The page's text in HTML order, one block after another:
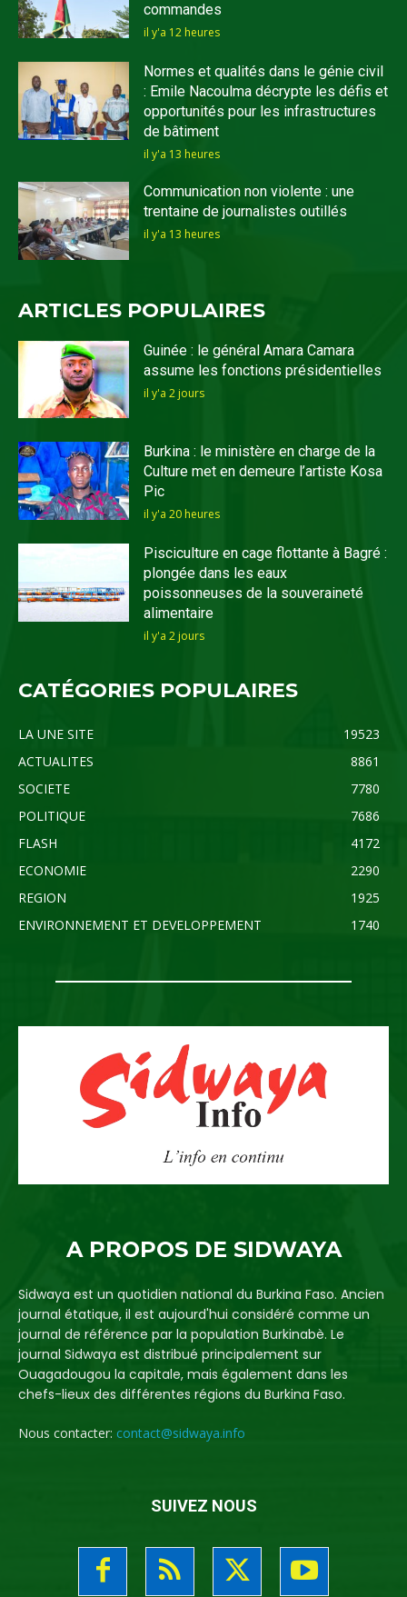
commandes
il y'a 12 heures
Normes et qualités dans le génie civil
: Emile Nacoulma décrypte les défis et
opportunités pour les infrastructures
de bâtiment
il y'a 13 heures
Communication non violente : une
trentaine de journalistes outillés
il y'a 13 heures
ARTICLES POPULAIRES
Guinée : le général Amara Camara
assume les fonctions présidentielles
il y'a 2 jours
Burkina : le ministère en charge de la
Culture met en demeure l’artiste Kosa
Pic
il y'a 20 heures
Pisciculture en cage flottante à Bagré :
plongée dans les eaux
poissonneuses de la souveraineté
alimentaire
il y'a 2 jours
CATÉGORIES POPULAIRES
LA UNE SITE
19523
ACTUALITES
8861
SOCIETE
7780
POLITIQUE
7686
FLASH
4172
ECONOMIE
2290
REGION
1925
ENVIRONNEMENT ET DEVELOPPEMENT
1740
A PROPOS DE SIDWAYA
Sidwaya est un quotidien national du Burkina Faso. Ancien
journal étatique, il est aujourd'hui considéré comme un
journal de référence par la population Burkinabè. Le
journal Sidwaya est distribué principalement sur
Ouagadougou la capitale, mais également dans les
chefs-lieux des différentes régions du Burkina Faso.
Nous contacter: contact@sidwaya.info
SUIVEZ NOUS